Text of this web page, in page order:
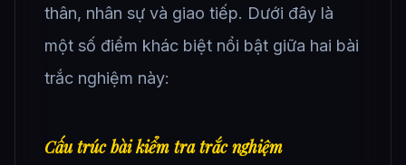
thân, nhân sự và giao tiếp. Dưới đây là
một số điểm khác biệt nổi bật giữa hai bài
trắc nghiệm này:
Cấu trúc bài kiểm tra trắc nghiệm